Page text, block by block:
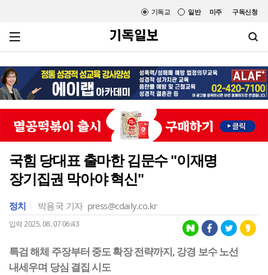
미주 구독신청
일반
기독교
국힘 당대표 출마한 김문수 "이재명
장기집권 막아야 혁신"
정치 박용국 기자 press@cdaily.co.kr
입력 2025. 08. 07 06:43
특검 해체 주장부터 중도 확장 전략까지, 강경 보수 노선
내세우며 당심 결집 시도